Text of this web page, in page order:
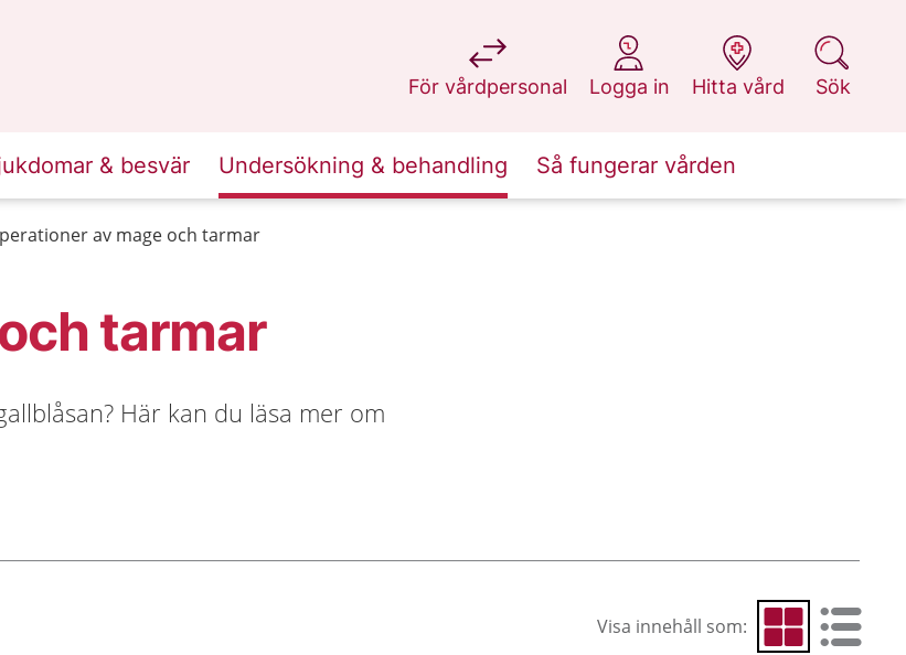
För vårdpersonal
på 1177.se
Logga in
på 1177.se
Hitta vård
på 1177.se
Sök
på 1177.se
& besvär Undersökning & behandling Så fungerar vården
av mage och tarmar
tarmar
Här kan du läsa mer om
Visa innehåll som: Visa som rutnät
Visa som